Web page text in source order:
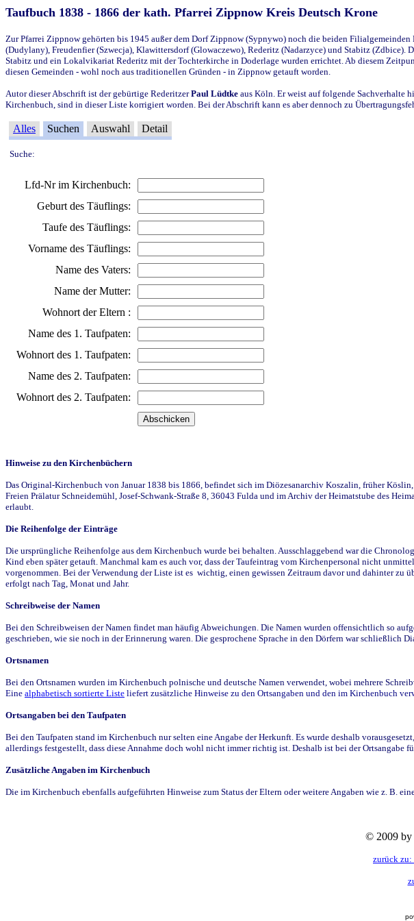
Taufbuch 1838 - 1866 der kath. Pfarrei Zippnow Kreis Deutsch Krone
Zur Pfarrei Zippnow gehörten bis 1945 außer dem Dorf Zippnow (Sypnywo) noch die beiden
(Dudylany), Freudenfier (Szwecja), Klawittersdorf (Glowaczewo), Rederitz (Nadarzyce) und Stabitz
Stabitz und ein Lokalvikariat Rederitz mit der Tochterkirche in Doderlage wurden errichtet. Ab diesem
diesen Gemeinden - wohl noch aus traditionellen Gründen - in Zippnow getauft worden.
Autor dieser Abschrift ist der gebürtige RederitzerPaul Lüdtke aus Köln. Er weist auf folgende Sachverhalte
Kirchenbuch, sind in dieser Liste korrigiert worden. Bei der Abschrift kann es aber dennoch zu
Alles Suchen Auswahl Detail
Suche:
Lfd-Nr im Kirchenbuch:
Geburt des Täuflings:
Taufe des Täuflings:
Vorname des Täuflings:
Name des Vaters:
Name der Mutter:
Wohnort der Eltern :
Name des 1. Taufpaten:
Wohnort des 1. Taufpaten:
Name des 2. Taufpaten:
Wohnort des 2. Taufpaten:
Hinweise zu den Kirchenbüchern
Das Original-Kirchenbuch von Januar 1838 bis 1866, befindet sich im Diözesanarchiv Koszalin, früher
Freien Prälatur Schneidemühl, Josef-Schwank-Straße 8, 36043 Fulda und im Archiv der Heimatstube des
erlaubt.
Die Reihenfolge der Einträge
Die ursprüngliche Reihenfolge aus dem Kirchenbuch wurde bei behalten. Ausschlaggebend war die
Kind eben später getauft. Manchmal kam es auch vor, dass der Taufeintrag vom Kirchenpersonal nicht
vorgenommen. Bei der Verwendung der Liste ist es wichtig, einen gewissen Zeitraum davor und dahinter zu
erfolgt nach Tag, Monat und Jahr.
Schreibweise der Namen
Bei den Schreibweisen der Namen findet man häufig Abweichungen. Die Namen wurden offensichtlich so
geschrieben, wie sie noch in der Erinnerung waren. Die gesprochene Sprache in den Dörfern war schließlich
Ortsnamen
Bei den Ortsnamen wurden im Kirchenbuch polnische und deutsche Namen verwendet, wobei mehrere
Eine alphabetisch sortierte Liste liefert zusätzliche Hinweise zu den Ortsangaben und den im Kirchenbuch
Ortsangaben bei den Taufpaten
Bei den Taufpaten stand im Kirchenbuch nur selten eine Angabe der Herkunft. Es wurde deshalb
allerdings festgestellt, dass diese Annahme doch wohl nicht immer richtig ist. Deshalb ist bei der Ortsangabe
Zusätzliche Angaben im Kirchenbuch
Die im Kirchenbuch ebenfalls aufgeführten Hinweise zum Status der Eltern oder weitere Angaben wie z. B.
© 2009 by
zurück zu: